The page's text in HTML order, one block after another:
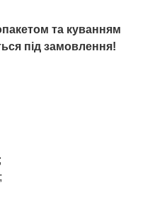
та куванням
під замовлення!